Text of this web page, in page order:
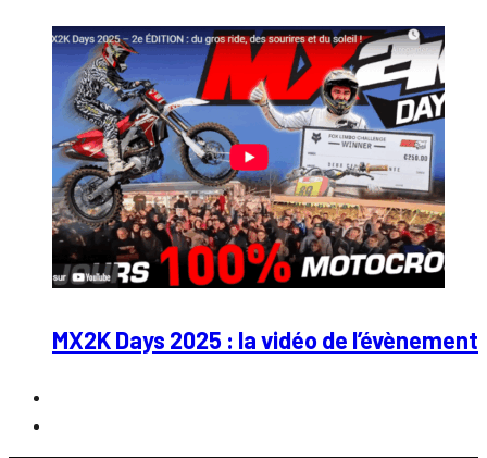
MX2K Days 2025 : la vidéo de l’évènement